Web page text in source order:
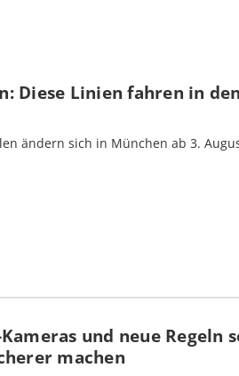
Diese Linien fahren in
ändern sich in München ab 3.
und neue Regeln
machen